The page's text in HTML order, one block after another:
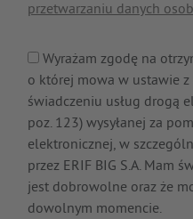
przetwarzaniu danych
Wyrażam zgodę na
o której mowa w ustawie
świadczeniu usług drogą
poz. 123) wysyłanej za
elektronicznej, w
przez ERIF BIG S.A. Mam
jest dobrowolne oraz że
dowolnym momencie.